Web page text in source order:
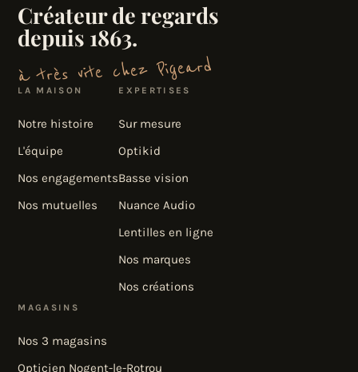
Créateur de regards
depuis 1863.
à très vite chez Pigeard
LA MAISON
Notre histoire
L'équipe
Nos engagements
Nos mutuelles
EXPERTISES
Sur mesure
Optikid
Basse vision
Nuance Audio
Lentilles en ligne
Nos marques
Nos créations
MAGASINS
Nos 3 magasins
Opticien Nogent-le-Rotrou